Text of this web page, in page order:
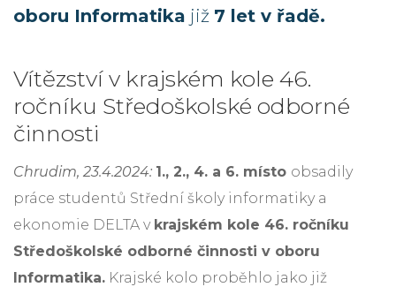
oboru Informatika již 7 let v řadě.
Vítězství v krajském kole 46.
ročníku Středoškolské odborné
činnosti
Chrudim, 23.4.2024: 1., 2., 4. a 6. místo obsadily
práce studentů Střední školy informatiky a
ekonomie DELTA v krajském kole 46. ročníku
Středoškolské odborné činnosti v oboru
Informatika. Krajské kolo proběhlo jako již